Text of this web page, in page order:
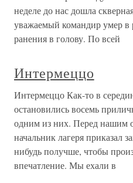
неделе до нас дошла
уважаемый командир умер в
ранения в голову. По всей
Интермеццо
Интермеццо Как-то в
остановились восемь
одним из них. Перед нашим
начальник лагеря приказал
нибудь получше, чтобы
впечатление. Мы ехали в